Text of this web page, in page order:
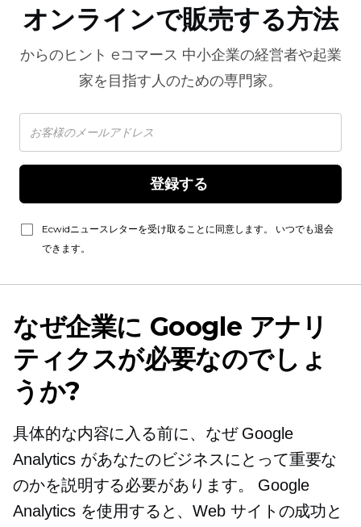
オンラインで販売する方法
からのヒント eコマース 中小企業の経営者や起業
家を目指す人のための専門家。
Ecwidニュースレターを受け取ることに同意します。 いつでも退会
できます。
なぜ企業に Google アナリ
ティクスが必要なのでしょ
うか?
具体的な内容に入る前に、なぜ Google
Analytics があなたのビジネスにとって重要な
のかを説明する必要があります。 Google
Analytics を使用すると、Web サイトの成功と